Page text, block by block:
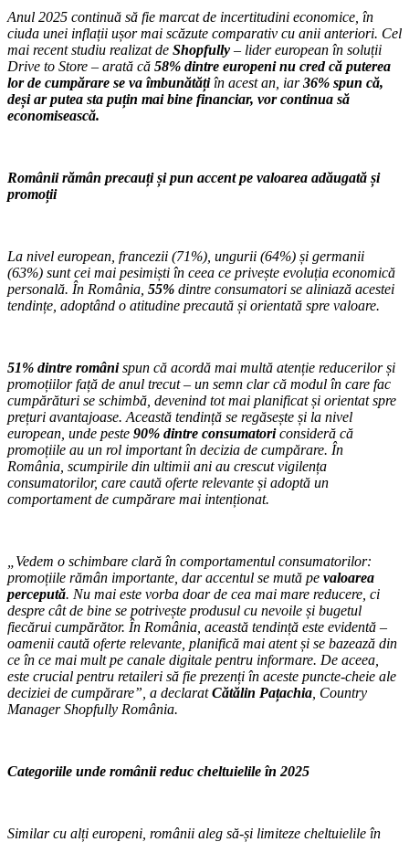
Anul 2025 continuă să fie marcat de incertitudini economice, în
ciuda unei inflații ușor mai scăzute comparativ cu anii anteriori. Cel
mai recent studiu realizat de Shopfully – lider european în soluții
Drive to Store – arată că 58% dintre europeni nu cred că puterea
lor de cumpărare se va îmbunătățiîn acest an, iar36% spun că,
deși ar putea sta puțin mai bine financiar, vor continua să
economisească.
Românii rămân precauți și pun accent pe valoarea adăugată și
promoții
La nivel european, francezii (71%), ungurii (64%) și germanii
(63%) sunt cei mai pesimiști în ceea ce privește evoluția economică
personală. În România, 55% dintre consumatori se aliniază acestei
tendințe, adoptând o atitudine precaută și orientată spre valoare.
51% dintre românispun că acordă mai multă atenție reducerilor și
promoțiilor față de anul trecut – un semn clar că modul în care fac
cumpărături se schimbă, devenind tot mai planificat și orientat spre
prețuri avantajoase. Această tendință se regăsește și la nivel
european, unde peste 90% dintre consumatoriconsideră că
promoțiile au un rol important în decizia de cumpărare. În
România, scumpirile din ultimii ani au crescut vigilența
consumatorilor, care caută oferte relevante și adoptă un
comportament de cumpărare mai intenționat.
„Vedem o schimbare clară în comportamentul consumatorilor:
promoțiile rămân importante, dar accentul se mută pe valoarea
percepută. Nu mai este vorba doar de cea mai mare reducere, ci
despre cât de bine se potrivește produsul cu nevoile și bugetul
fiecărui cumpărător. În România, această tendință este evidentă –
oamenii caută oferte relevante, planifică mai atent și se bazează din
ce în ce mai mult pe canale digitale pentru informare. De aceea,
este crucial pentru retaileri să fie prezenți în aceste puncte-cheie ale
deciziei de cumpărare”, a declaratCătălin Pațachia , Country
Manager Shopfully România.
Categoriile unde românii reduc cheltuielile în 2025
Similar cu alți europeni, românii aleg să-și limiteze cheltuielile în